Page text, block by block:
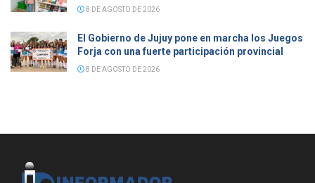
8 DE AGOSTO DE 2026
El Gobierno de Jujuy pone en marcha los Juegos
Forja con una fuerte participación provincial
8 DE AGOSTO DE 2026